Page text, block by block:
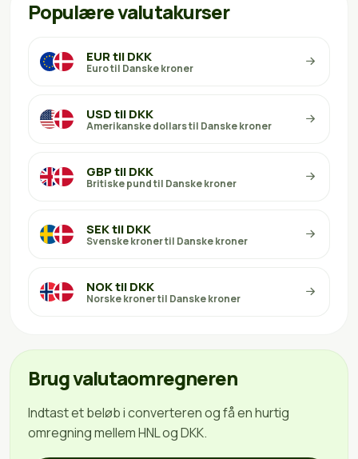
Populære valutakurser
EUR til DKK
Euro til Danske kroner
USD til DKK
Amerikanske dollars til Danske kroner
GBP til DKK
Britiske pund til Danske kroner
SEK til DKK
Svenske kroner til Danske kroner
NOK til DKK
Norske kroner til Danske kroner
Brug valutaomregneren
Indtast et beløb i converteren og få en hurtig
omregning mellem HNL og DKK.